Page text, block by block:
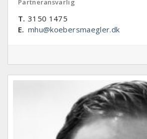
Partneransvarlig
T. 3150 1475
E. mhu@koebersmaegler.dk